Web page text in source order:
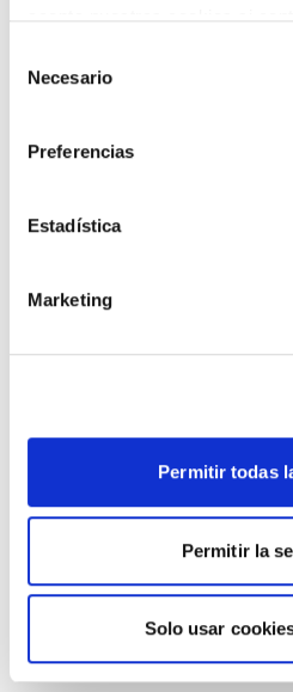
Necesario
Preferencias
Estadística
Marketing
Permitir todas
Permitir la
Solo usar